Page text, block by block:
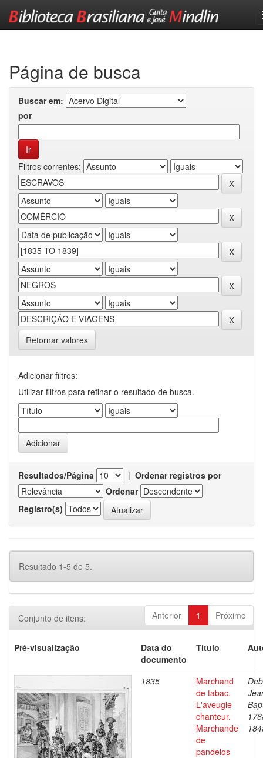
Página de busca
Buscar em:
por
Filtros correntes:
Retornar valores
Adicionar filtros:
Utilizar filtros para refinar o resultado de busca.
Resultados/Página | Ordenar registros por
Ordenar
Registro(s)
Resultado 1-5 de 5.
Anterior 1 Próximo
Conjunto de itens:
Pré-visualização
Data do
documento
Título
1835
Marchand
de tabac.
L'aveugle
chanteur.
Marchande
de
pandelos